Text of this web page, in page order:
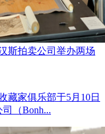
斯拍卖公司举办两场
藏家俱乐部于5月10日
（Bonh...